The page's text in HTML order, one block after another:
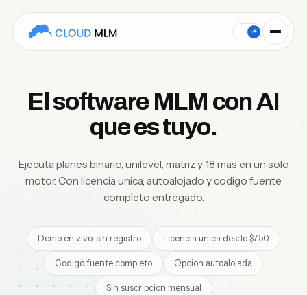
☀
El software MLM con AI
que es tuyo.
Ejecuta planes binario, unilevel, matriz y 18 mas en un solo
motor. Con licencia unica, autoalojado y codigo fuente
completo entregado.
Demo en vivo, sin registro Licencia unica desde $750
Codigo fuente completo Opcion autoalojada
Sin suscripcion mensual